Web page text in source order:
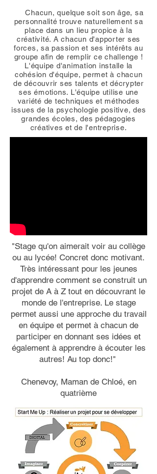
Chacun, quelque soit son âge, sa
personnalité trouve naturellement sa
place dans un lieu propice à la
créativité. A chacun d'apporter ses
forces, sa passion et ses intérêts au
groupe afin de remplir ce challenge !
L'équipe d'animation installe la
cohésion d'équipe, permet à chacun
de découvrir ses talents et décrypter
ses émotions. L'équipe utilise une
variété de techniques et méthodes
issues de la psychologie positive, des
grandes écoles, des pédagogies
créatives et de l'entreprise.
"Stage qu'on aimerait voir au collège
ou au lycée! Concret donc motivant.
Très intéressant pour les jeunes
d'apprendre comment se construit un
projet de A à Z tout en découvrant le
monde de l'entreprise. Le stage
permet aussi une approche du travail
en équipe et permet à chacun de
participer en donnant ses idées et
également à apprendre à écouter les
autres! Au top donc!"
Chenevoy, Maman de Chloé, en
quatrième